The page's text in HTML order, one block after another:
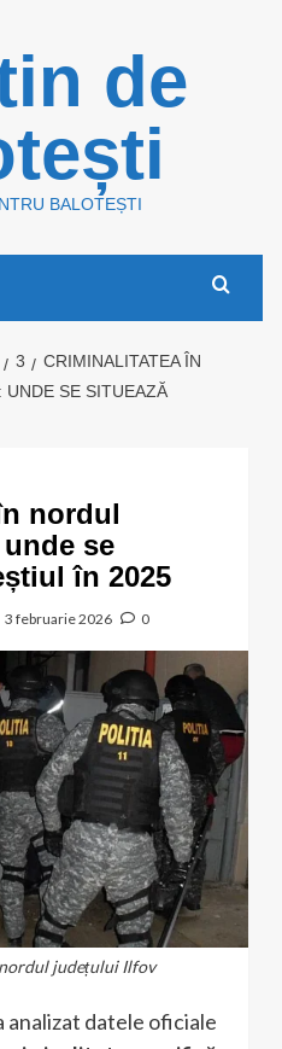
de
BALOTEȘTI
3
CRIMINALITATEA ÎN
UNDE SE SITUEAZĂ
nordul
se
în 2025
3 februarie 2026 0
județului Ilfov
analizat datele oficiale